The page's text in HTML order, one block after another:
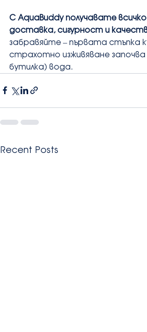
С AquaBuddy получавате
доставка, сигурност и
забравяйте – първата стъпка
страхотно изживяване
бутилка) вода.
Recent Posts